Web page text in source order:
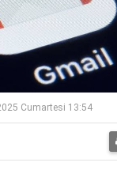
Cumartesi 13:54